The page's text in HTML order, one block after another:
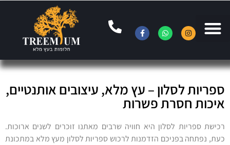
ספריות לסלון – עץ מלא, עיצובים אותנטיים,
איכות חסרת פשרות
רכישת ספריות לסלון היא חוויה שרבים מאתנו זוכרים לשנים ארוכות.
כעת, נפתחה בפניכם הזדמנות לרכוש ספריות לסלון מעץ מלא במתכונת